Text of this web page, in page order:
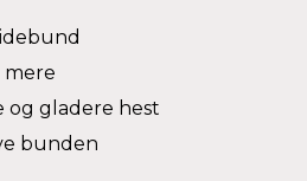
og gladere hest
bunden